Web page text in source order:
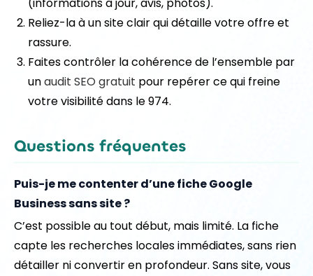
Reliez-la à un site clair qui détaille votre offre et
rassure.
Faites contrôler la cohérence de l’ensemble par
unaudit SEO gratuit pour repérer ce qui freine
votre visibilité dans le 974.
Questions fréquentes
Puis-je me contenter d’une fiche Google
Business sans site ?
C’est possible au tout début, mais limité. La fiche
capte les recherches locales immédiates, sans rien
détailler ni convertir en profondeur. Sans site, vous